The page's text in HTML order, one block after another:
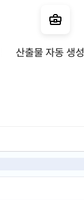
산출물 자동 생성